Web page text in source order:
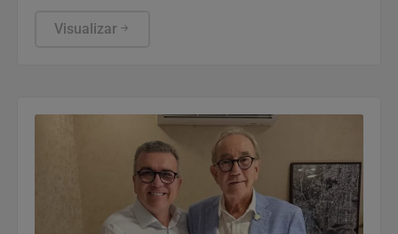
uma live especial sobre a entidade no dia 7 de
Visualizar